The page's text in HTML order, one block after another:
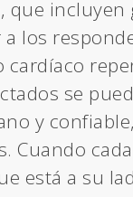
que
los
se
y
Cuando
está a su